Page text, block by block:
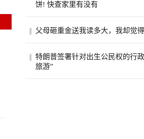
下跌的帖子引...
饼! 快查家里有没有
两则食品召回通知，涉及
父母砸重金送我读多大，我却觉得
越觉得，自己根本不值
特朗普签署针对出生公民权的行
旅游”